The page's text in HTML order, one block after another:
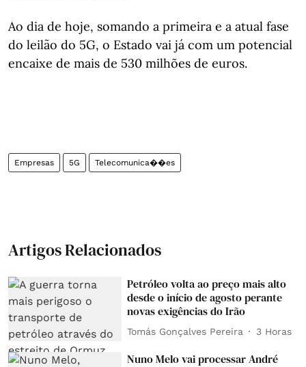
Ao dia de hoje, somando a primeira e a atual fase
do leilão do 5G, o Estado vai já com um potencial
encaixe de mais de 530 milhões de euros.
Empresas 5G Telecomunica��es
Artigos Relacionados
Petróleo volta ao preço mais alto
desde o início de agosto perante
novas exigências do Irão
Tomás Gonçalves Pereira 3 Horas
Nuno Melo vai processar André